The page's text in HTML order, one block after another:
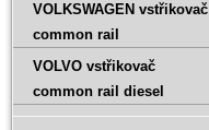
VOLKSWAGEN vstřikovač
common rail
VOLVO vstřikovač
common rail diesel